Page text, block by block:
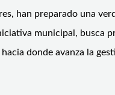
han preparado una
municipal, busca
donde avanza la